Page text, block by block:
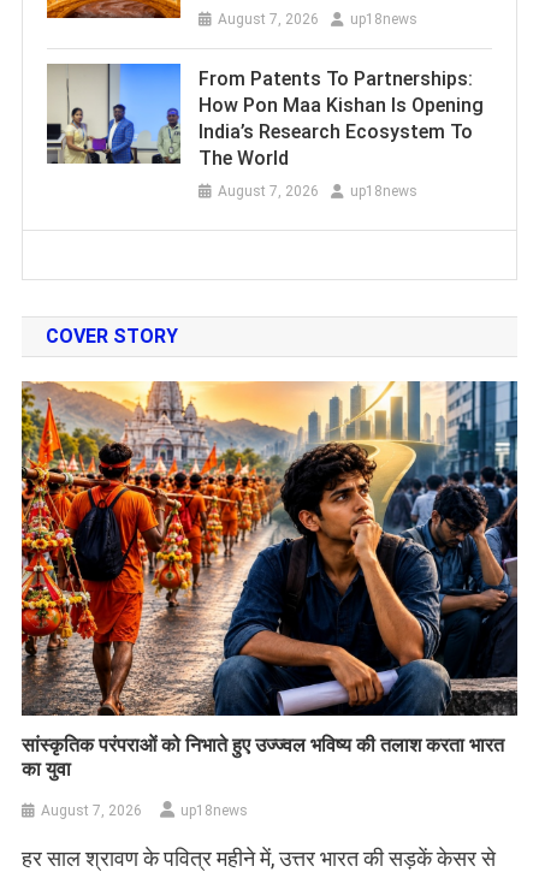
August 7, 2026 up18news
From Patents To Partnerships:
How Pon Maa Kishan Is Opening
India’s Research Ecosystem To
The World
August 7, 2026 up18news
COVER STORY
सांस्कृतिक परंपराओं को निभाते हुए उज्ज्वल भविष्य की तलाश करता भारत
का युवा
August 7, 2026 up18news
हर साल श्रावण के पवित्र महीने में, उत्तर भारत की सड़कें केसर से